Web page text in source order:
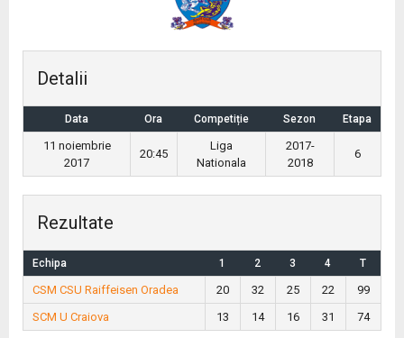
Detalii
Data Ora Competiție Sezon Etapa
11 noiembrie
2017
20:45
Liga
Nationala
2017-
2018
6
Rezultate
Echipa 1 2 3 4 T
CSM CSU Raiffeisen Oradea 20 32 25 22
99
SCM U Craiova
13 14 16 31 74